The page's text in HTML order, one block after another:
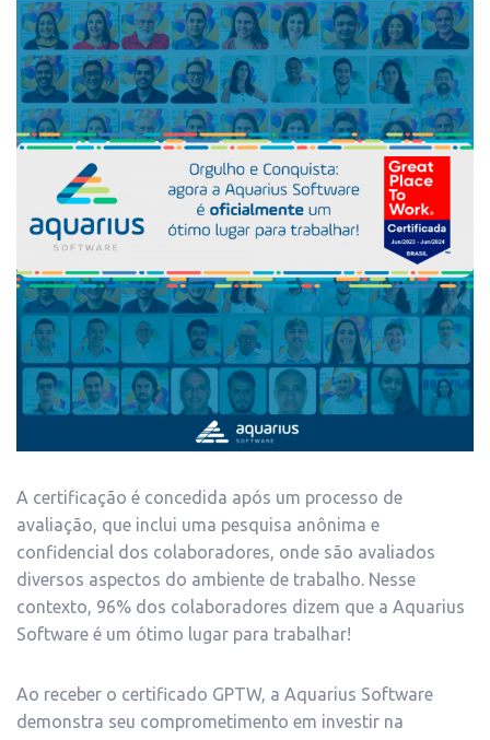
A certificação é concedida após um processo de
avaliação, que inclui uma pesquisa anônima e
confidencial dos colaboradores, onde são avaliados
diversos aspectos do ambiente de trabalho. Nesse
contexto, 96% dos colaboradores dizem que a Aquarius
Software é um ótimo lugar para trabalhar!
Ao receber o certificado GPTW, a Aquarius Software
demonstra seu comprometimento em investir na